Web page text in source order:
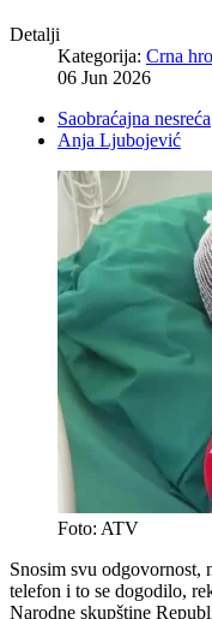
Detalji
Kategorija: Crna
06 Jun 2026
Saobraćajna nesreća
Anja Ljubojević
Foto: ATV
Snosim svu odgovornost,
telefon i to se dogodilo,
Narodne skupštine